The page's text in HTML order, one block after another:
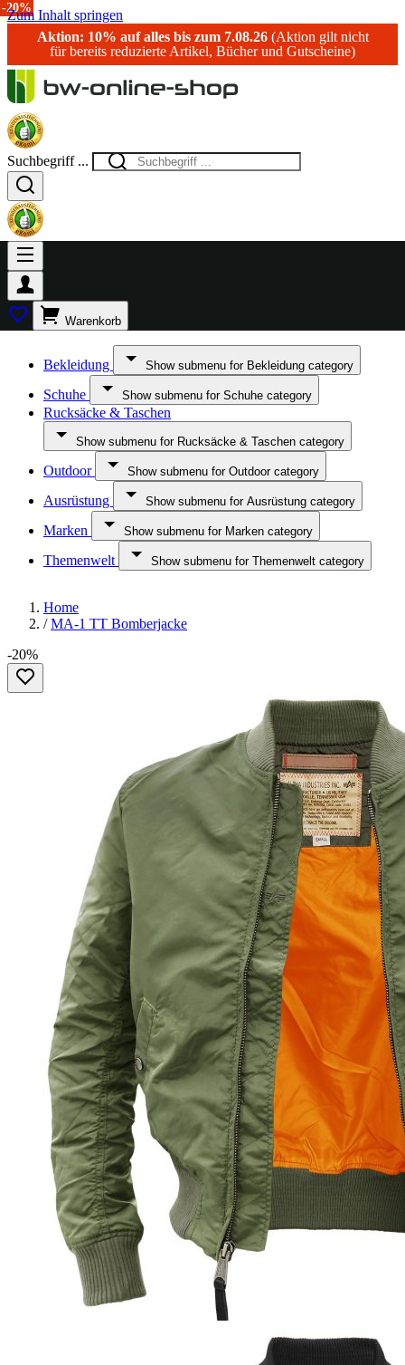
Zum Inhalt springen
Aktion: 10% auf alles bis zum 7.08.26(Aktion gilt nicht
für bereits reduzierte Artikel, Bücher und Gutscheine)
Suchbegriff ...
Warenkorb
Bekleidung Show submenu for Bekleidung category
Schuhe Show submenu for Schuhe category
Rucksäcke & Taschen
Show submenu for Rucksäcke & Taschen category
Outdoor Show submenu for Outdoor category
Ausrüstung Show submenu for Ausrüstung category
Marken Show submenu for Marken category
Themenwelt Show submenu for Themenwelt category
Home
/ MA-1 TT Bomberjacke
-20%
-17%
-15%
-17%
-24%
-25%
-17%
-20%
-20%
-20%
-20%
-30%
-20%